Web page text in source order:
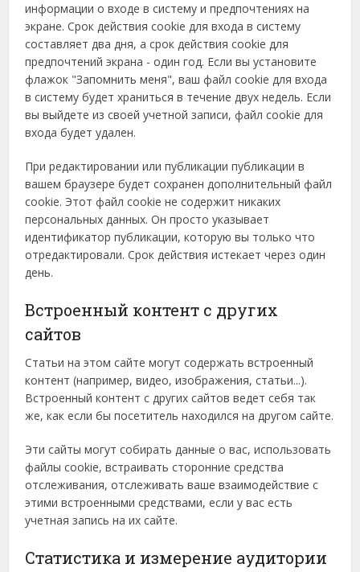
информации о входе в систему и предпочтениях на
экране. Срок действия cookie для входа в систему
составляет два дня, а срок действия cookie для
предпочтений экрана - один год. Если вы установите
флажок "Запомнить меня", ваш файл cookie для входа
в систему будет храниться в течение двух недель. Если
вы выйдете из своей учетной записи, файл cookie для
входа будет удален.
При редактировании или публикации публикации в
вашем браузере будет сохранен дополнительный файл
cookie. Этот файл cookie не содержит никаких
персональных данных. Он просто указывает
идентификатор публикации, которую вы только что
отредактировали. Срок действия истекает через один
день.
Встроенный контент с других
сайтов
Статьи на этом сайте могут содержать встроенный
контент (например, видео, изображения, статьи...).
Встроенный контент с других сайтов ведет себя так
же, как если бы посетитель находился на другом сайте.
Эти сайты могут собирать данные о вас, использовать
файлы cookie, встраивать сторонние средства
отслеживания, отслеживать ваше взаимодействие с
этими встроенными средствами, если у вас есть
учетная запись на их сайте.
Статистика и измерение аудитории